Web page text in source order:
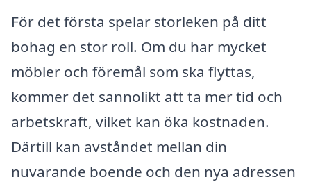
För det första spelar storleken på ditt
bohag en stor roll. Om du har mycket
möbler och föremål som ska flyttas,
kommer det sannolikt att ta mer tid och
arbetskraft, vilket kan öka kostnaden.
Därtill kan avståndet mellan din
nuvarande boende och den nya adressen